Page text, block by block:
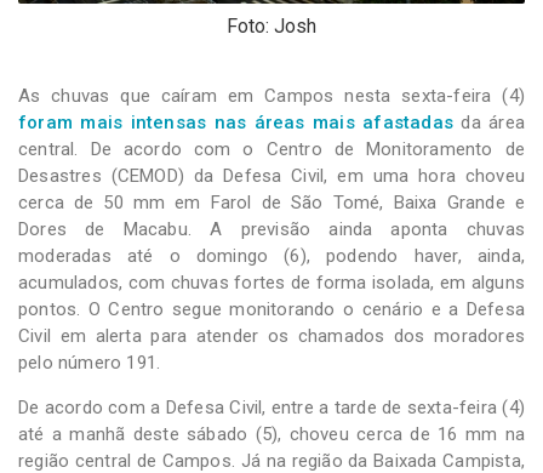
Foto: Josh
As chuvas que caíram em Campos nesta sexta-feira (4)
foram mais intensas nas áreas mais afastadasda área
central. De acordo com o Centro de Monitoramento de
Desastres (CEMOD) da Defesa Civil, em uma hora choveu
cerca de 50 mm em Farol de São Tomé, Baixa Grande e
Dores de Macabu. A previsão ainda aponta chuvas
moderadas até o domingo (6), podendo haver, ainda,
acumulados, com chuvas fortes de forma isolada, em alguns
pontos. O Centro segue monitorando o cenário e a Defesa
Civil em alerta para atender os chamados dos moradores
pelo número 191.
De acordo com a Defesa Civil, entre a tarde de sexta-feira (4)
até a manhã deste sábado (5), choveu cerca de 16 mm na
região central de Campos. Já na região da Baixada Campista,